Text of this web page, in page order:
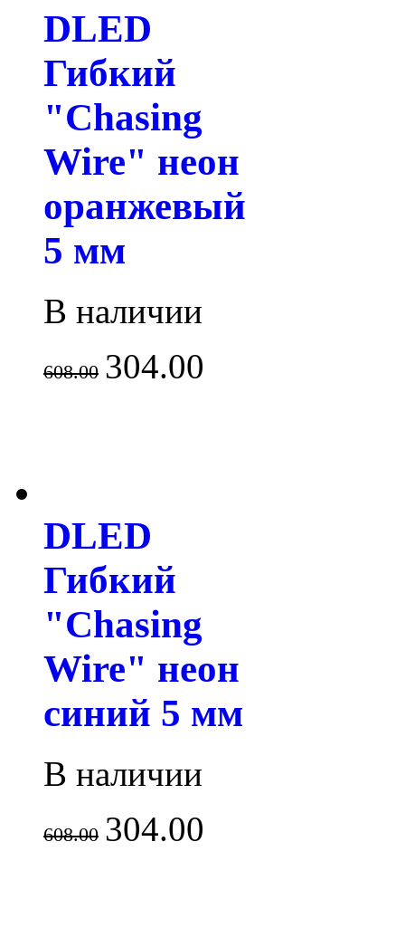
DLED
Гибкий
"Chasing
Wire" неон
оранжевый
5 мм
В наличии
608.00 304.00
DLED
Гибкий
"Chasing
Wire" неон
синий 5 мм
В наличии
608.00 304.00